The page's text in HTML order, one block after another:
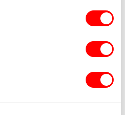
zu können, wird ein
Für den Livestream muss die
und deren
werden. Die Teilnahme
now.de